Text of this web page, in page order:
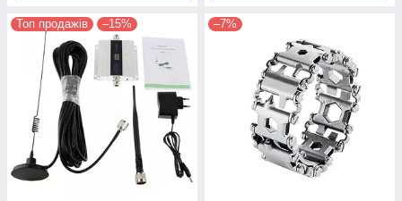
Топ продажів –15% –7%